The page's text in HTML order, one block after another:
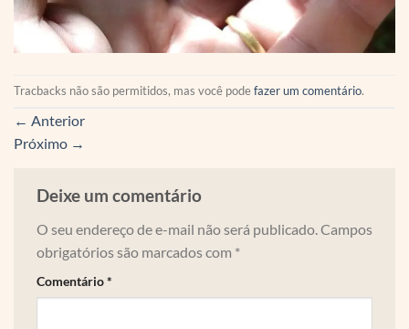
Tracbacks não são permitidos, mas você podefazer um comentário.
← Anterior
Próximo →
Deixe um comentário
O seu endereço de e-mail não será publicado.Campos
obrigatórios são marcados com *
Comentário*